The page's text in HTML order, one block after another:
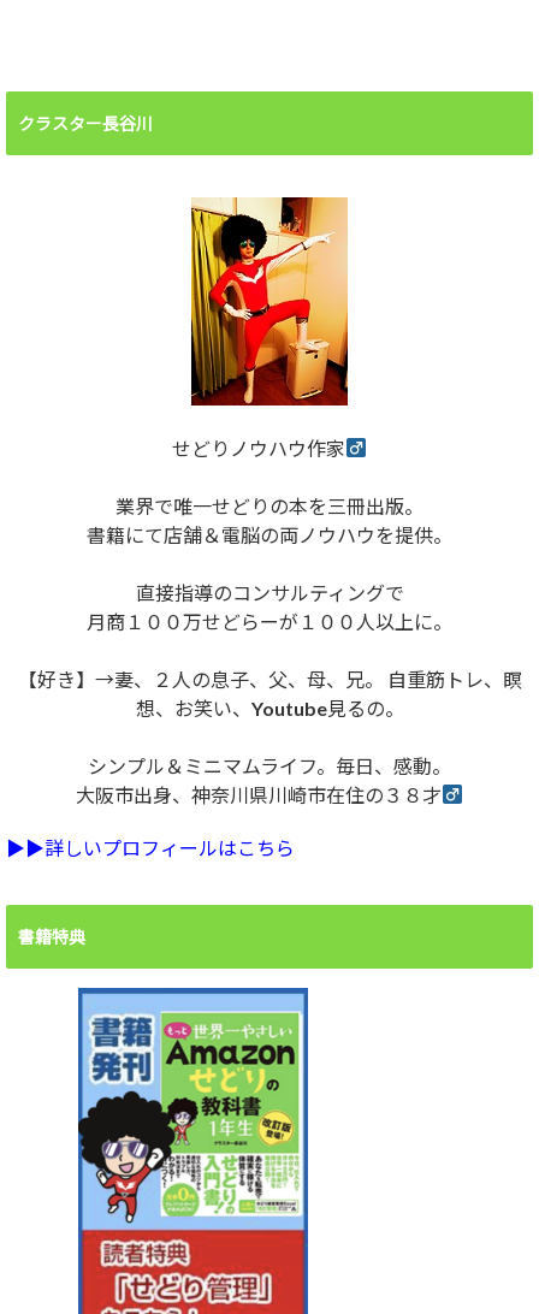
クラスター長谷川
せどりノウハウ作家
業界で唯一せどりの本を三冊出版。
書籍にて店舗＆電脳の両ノウハウを提供。
直接指導のコンサルティングで
月商１００万せどらーが１００人以上に。
【好き】→妻、２人の息子、父、母、兄。 自重筋トレ、瞑
想、お笑い、Youtube見るの。
シンプル＆ミニマムライフ。毎日、感動。
大阪市出身、神奈川県川崎市在住の３８才
▶︎▶︎詳しいプロフィールはこちら
書籍特典